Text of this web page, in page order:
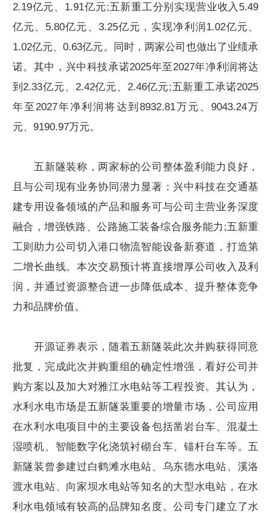
2.19亿元、1.91亿元;五新重工分别实现营业收入5.49
亿元、5.80亿元、3.25亿元，实现净利润1.02亿元、
1.02亿元、0.63亿元。同时，两家公司也做出了业绩承
诺。其中，兴中科技承诺2025年至2027年净利润将达
到2.33亿元、2.42亿元、2.46亿元;五新重工承诺2025
年至2027年净利润将达到8932.81万元、9043.24万
元、9190.97万元。
五新隧装称，两家标的公司整体盈利能力良好，
且与公司现有业务协同潜力显著：兴中科技在交通基
建专用设备领域的产品和服务可与公司主营业务深度
融合，增强铁路、公路施工装备综合服务能力;五新重
工则助力公司切入港口物流智能设备新赛道，打造第
二增长曲线。本次交易预计将直接增厚公司收入及利
润，并通过资源整合进一步降低成本、提升整体竞争
力和品牌价值。
开源证券表示，随着五新隧装此次并购获得同意
批复，完成此次并购重组的确定性增强，看好公司并
购方案以及加大对雅江水电站等工程投资。其认为，
水利水电市场是五新隧装重要的增量市场，公司应用
在水利水电项目中的主要设备包括凿岩台车、混凝土
湿喷机、智能数字化浇筑衬砌台车、锚杆台车等。五
新隧装曾参建过白鹤滩水电站、乌东德水电站、溪洛
渡水电站、向家坝水电站等知名的大型水电站，在水
利水电领域有较高的品牌知名度。公司专门建立了水